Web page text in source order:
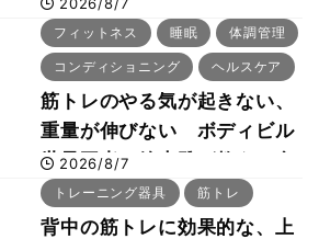
「回復習慣」
フィットネス 睡眠 体調管理
コンディショニング ヘルスケア
筋トレのやる気が起きない、
重量が伸びない ボディビル
世界王者・鈴木雅が教える食
事・睡眠・呼吸の整え方
2026/8/7
トレーニング器具 筋トレ
背中の筋トレに効果的な、上